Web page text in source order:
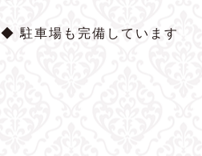
◆ 駐車場も完備しています